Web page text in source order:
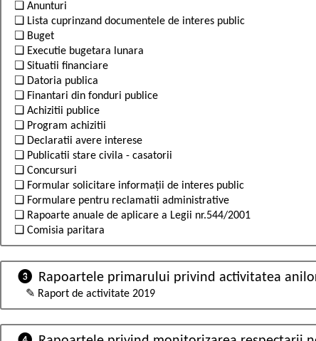
❏ Anunturi
❏ Lista cuprinzand documentele de interes public
❏ Buget
❏ Executie bugetara lunara
❏ Situatii financiare
❏ Datoria publica
❏ Finantari din fonduri publice
❏ Achizitii publice
❏ Program achizitii
❏ Declaratii avere interese
❏ Publicatii stare civila - casatorii
❏ Concursuri
❏ Formular solicitare informații de interes public
❏ Formulare pentru reclamatii administrative
❏ Rapoarte anuale de aplicare a Legii nr.544/2001
❏ Comisia paritara
❸ Rapoartele primarului privind activitatea
✎ Raport de activitate 2019